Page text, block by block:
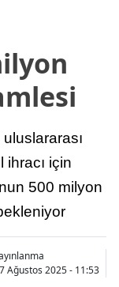
için
500 milyon
Ağustos 2025 - 11:53